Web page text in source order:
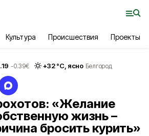
Культура Происшествия Проекты
-0.39€ +32°С, ясно Белгород
«Желание
жизнь –
бросить курить»